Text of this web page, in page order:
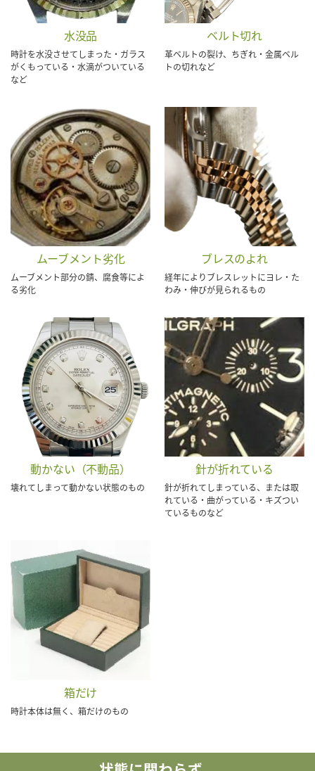
水没品
時計を水没させてしまった・ガラス
がくもっている・水滴がついている
など
ベルト切れ
革ベルトの裂け、ちぎれ・金属ベル
トの切れなど
ムーブメント劣化
ムーブメント部分の錆、腐食等によ
る劣化
ブレスのよれ
経年によりブレスレットにヨレ・た
わみ・伸びが見られるもの
動かない（不動品）
壊れてしまって動かない状態のもの
針が折れている
針が折れてしまっている、または取
れている・曲がっている・キズつい
ているものなど
箱だけ
時計本体は無く、箱だけのもの